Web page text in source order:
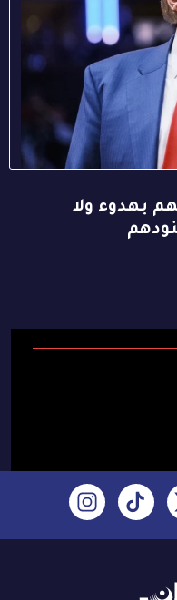
بهدوء ولا